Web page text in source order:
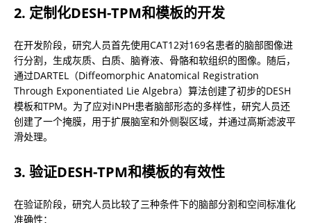
2. 定制化DESH-TPM和模板的开发
在开发阶段，研究人员首先使用CAT12对169名患者的脑部图像进
行分割，生成灰质、白质、脑脊液、骨骼和软组织的图像。随后，
通过DARTEL（Diffeomorphic Anatomical Registration
Through Exponentiated Lie Algebra）算法创建了初步的DESH
模板和TPM。为了应对iNPH患者脑部形态的多样性，研究人员还
创建了一个掩膜，用于扩展脑室和外侧裂区域，并通过高斯滤波平
滑处理。
3. 验证DESH-TPM和模板的有效性
在验证阶段，研究人员比较了三种条件下的脑部分割和空间标准化
准确性：